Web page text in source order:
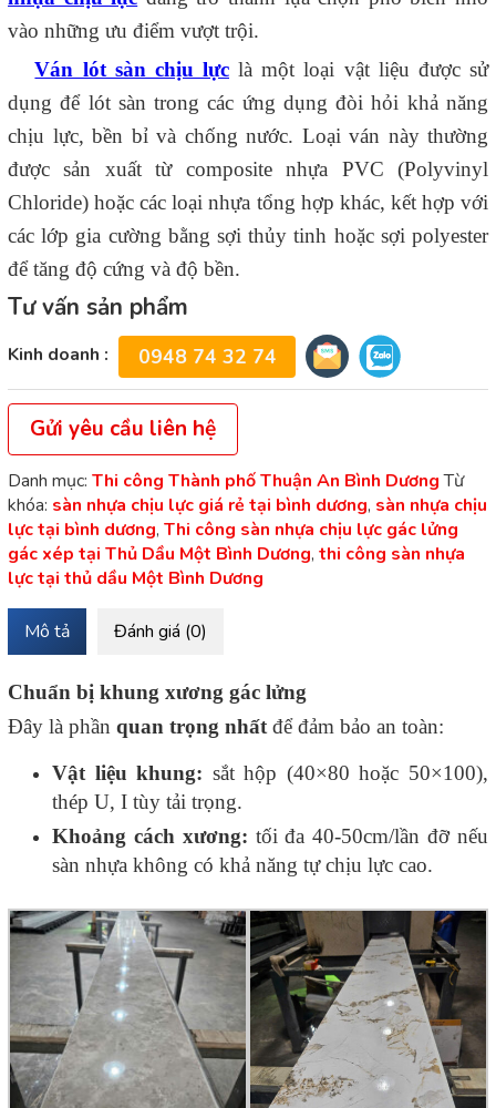
vào những ưu điểm vượt trội.
Ván lót sàn chịu lực là một loại vật liệu được sử
dụng để lót sàn trong các ứng dụng đòi hỏi khả năng
chịu lực, bền bỉ và chống nước. Loại ván này thường
được sản xuất từ composite nhựa PVC (Polyvinyl
Chloride) hoặc các loại nhựa tổng hợp khác, kết hợp với
các lớp gia cường bằng sợi thủy tinh hoặc sợi polyester
để tăng độ cứng và độ bền.
Tư vấn sản phẩm
Kinh doanh : 0948 74 32 74
Gửi yêu cầu liên hệ
Danh mục: Thi công Thành phố Thuận An Bình Dương Từ
khóa: sàn nhựa chịu lực giá rẻ tại bình dương, sàn nhựa chịu
lực tại bình dương, Thi công sàn nhựa chịu lực gác lửng
gác xép tại Thủ Dầu Một Bình Dương, thi công sàn nhựa
lực tại thủ dầu Một Bình Dương
Mô tả Đánh giá (0)
Chuẩn bị khung xương gác lửng
Đây là phần quan trọng nhất để đảm bảo an toàn:
Vật liệu khung: sắt hộp (40×80 hoặc 50×100),
thép U, I tùy tải trọng.
Khoảng cách xương: tối đa 40-50cm/lần đỡ nếu
sàn nhựa không có khả năng tự chịu lực cao.